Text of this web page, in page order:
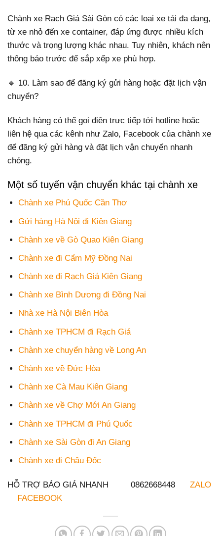
Chành xe Rạch Giá Sài Gòn có các loại xe tải đa dạng,
từ xe nhỏ đến xe container, đáp ứng được nhiều kích
thước và trọng lượng khác nhau. Tuy nhiên, khách nên
thông báo trước để sắp xếp xe phù hợp.
🔹 10. Làm sao để đăng ký gửi hàng hoặc đặt lịch vận
chuyển?
Khách hàng có thể gọi điện trực tiếp tới hotline hoặc
liên hệ qua các kênh như Zalo, Facebook của chành xe
để đăng ký gửi hàng và đặt lịch vận chuyển nhanh
chóng.
Một số tuyến vận chuyển khác tại chành xe
Chành xe Phú Quốc Cần Thơ
Gửi hàng Hà Nội đi Kiên Giang
Chành xe về Gò Quao Kiên Giang
Chành xe đi Cẩm Mỹ Đồng Nai
Chành xe đi Rạch Giá Kiên Giang
Chành xe Bình Dương đi Đồng Nai
Nhà xe Hà Nội Biên Hòa
Chành xe TPHCM đi Rạch Giá
Chành xe chuyển hàng về Long An
Chành xe về Đức Hòa
Chành xe Cà Mau Kiên Giang
Chành xe về Chợ Mới An Giang
Chành xe TPHCM đi Phú Quốc
Chành xe Sài Gòn đi An Giang
Chành xe đi Châu Đốc
HỖ TRỢ BÁO GIÁ NHANH 0862668448 ZALO
FACEBOOK